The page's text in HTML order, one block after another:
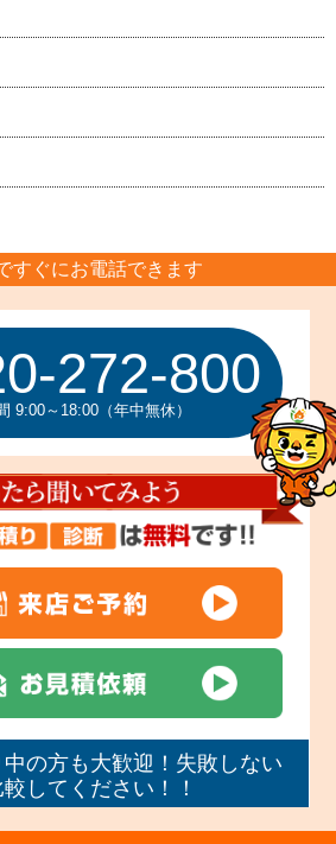
すぐにお電話できます
272-800
9:00～18:00（年中無休）
の方も大歓迎！失敗しない
してください！！